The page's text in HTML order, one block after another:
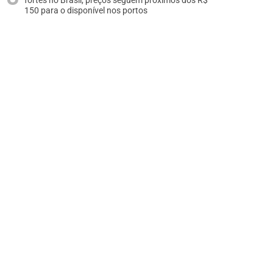
150 para o disponível nos portos